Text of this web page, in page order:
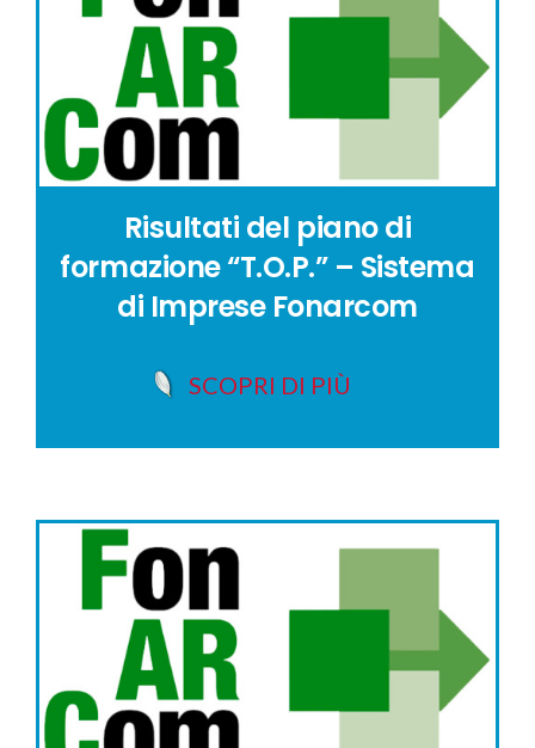
Risultati del piano di
formazione “T.O.P.” – Sistema
di Imprese Fonarcom
SCOPRI DI PIÙ